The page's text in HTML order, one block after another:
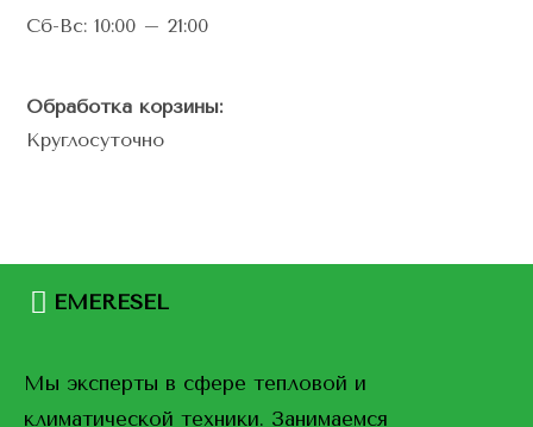
Сб-Вс: 10:00 – 21:00
Обработка корзины:
Круглосуточно
EMERESEL
Мы эксперты в сфере тепловой и
климатической техники. Занимаемся